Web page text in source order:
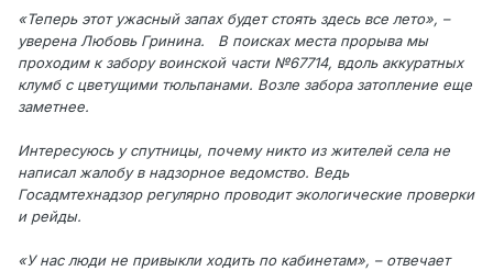
«Теперь этот ужасный запах будет стоять здесь все лето», –
уверена Любовь Гринина. В поисках места прорыва мы
проходим к забору воинской части №67714, вдоль аккуратных
клумб с цветущими тюльпанами. Возле забора затопление еще
заметнее.
Интересуюсь у спутницы, почему никто из жителей села не
написал жалобу в надзорное ведомство. Ведь
Госадмтехнадзор регулярно проводит экологические проверки
и рейды.
«У нас люди не привыкли ходить по кабинетам», – отвечает